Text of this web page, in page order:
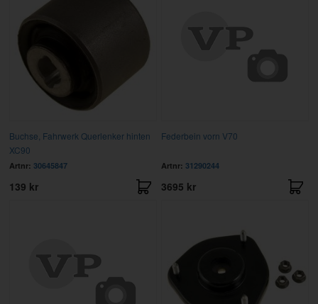
Buchse, Fahrwerk Querlenker hinten
XC90
Artnr: 30645847
139 kr
Federbein vorn V70
Artnr: 31290244
3695 kr